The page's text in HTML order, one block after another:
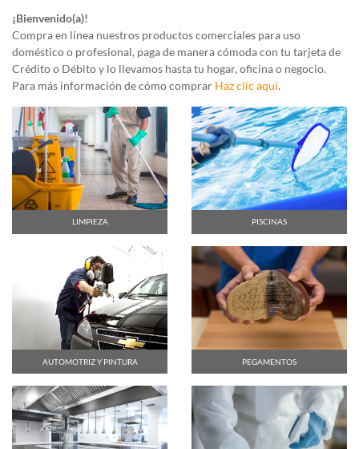
¡Bienvenido(a)!
Compra en línea nuestros productos comerciales para uso
doméstico o profesional, paga de manera cómoda con tu tarjeta de
Crédito o Débito y lo llevamos hasta tu hogar, oficina o negocio.
Para más información de cómo comprar Haz clic aquí.
LIMPIEZA PISCINAS
AUTOMOTRIZ Y PINTURA PEGAMENTOS